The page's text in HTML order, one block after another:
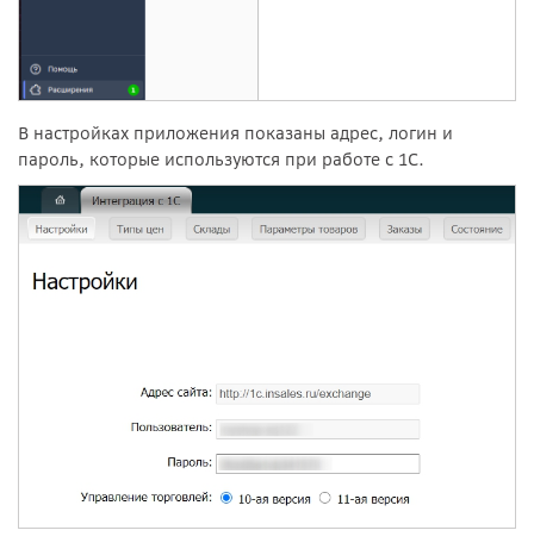
В настройках приложения показаны адрес, логин и
пароль, которые используются при работе с 1С.